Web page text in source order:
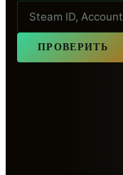
ПРОВЕРИТЬ